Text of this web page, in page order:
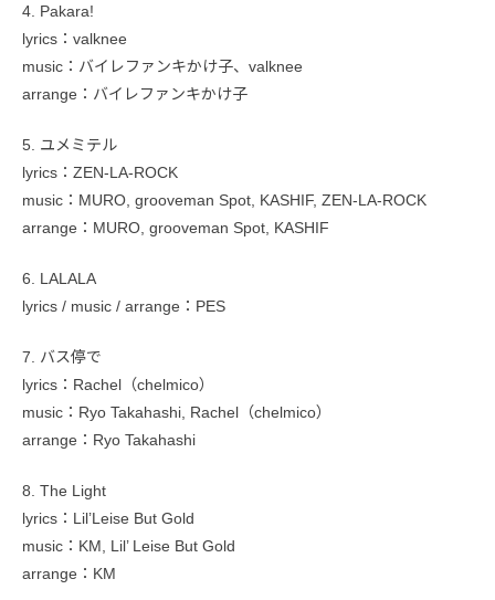
4. Pakara!
lyrics：valknee
music：バイレファンキかけ子、valknee
arrange：バイレファンキかけ子
5. ユメミテル
lyrics：ZEN-LA-ROCK
music：MURO, grooveman Spot, KASHIF, ZEN-LA-ROCK
arrange：MURO, grooveman Spot, KASHIF
6. LALALA
lyrics / music / arrange：PES
7. バス停で
lyrics：Rachel（chelmico）
music：Ryo Takahashi, Rachel（chelmico）
arrange：Ryo Takahashi
8. The Light
lyrics：Lil’Leise But Gold
music：KM, Lil’ Leise But Gold
arrange：KM